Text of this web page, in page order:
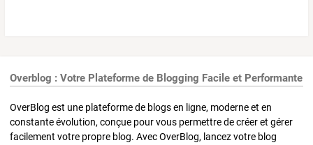
Overblog : Votre Plateforme de Blogging Facile et Performante
OverBlog est une plateforme de blogs en ligne, moderne et en
constante évolution, conçue pour vous permettre de créer et gérer
facilement votre propre blog. Avec OverBlog, lancez votre blog